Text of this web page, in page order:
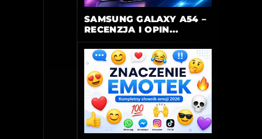
SAMSUNG GALAXY A54 –
RECENZJA I OPIN...